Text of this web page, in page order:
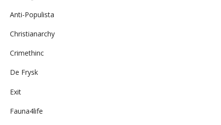
Anti-Populista
Christianarchy
Crimethinc
De Frysk
Exit
Fauna4life